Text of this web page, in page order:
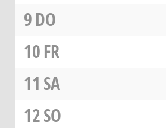
9DO
10FR
11 SA
12SO